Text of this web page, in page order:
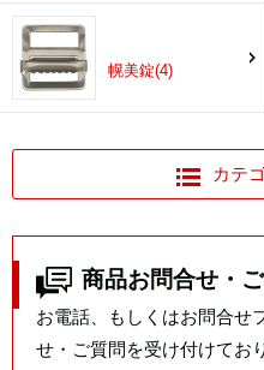
幌美錠(4)
カテ
商品お問合せ・
お電話、もしくはお問合せ
せ・ご質問を受け付けてお